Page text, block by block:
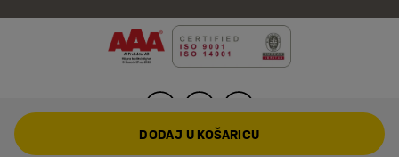
DODAJ U KOŠARICU